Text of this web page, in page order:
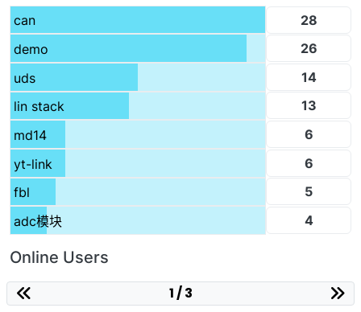
can
28
demo
26
uds
14
lin stack
13
md14
6
yt-link
6
fbl
5
adc模块
4
Online Users
1 / 3